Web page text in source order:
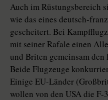
Auch im Rüstungsbereich
wie das eines deutsch-
gescheitert. Bei
mit seiner Ra­fale einen
und Briten gemeinsam
Beide Flugzeuge
Einige EU-Länder
wollen von den USA die F-